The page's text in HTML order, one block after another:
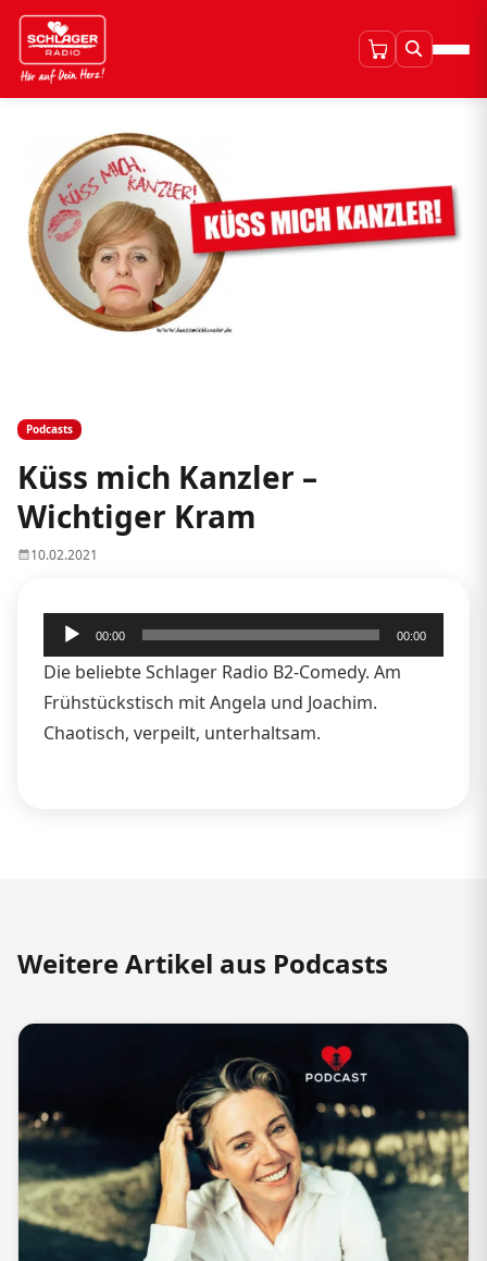
Podcasts
Küss mich Kanzler –
Wichtiger Kram
10.02.2021
Audio-
Player
00:00 00:00
Die beliebte Schlager Radio B2-Comedy. Am
Frühstückstisch mit Angela und Joachim.
Chaotisch, verpeilt, unterhaltsam.
Weitere Artikel aus Podcasts